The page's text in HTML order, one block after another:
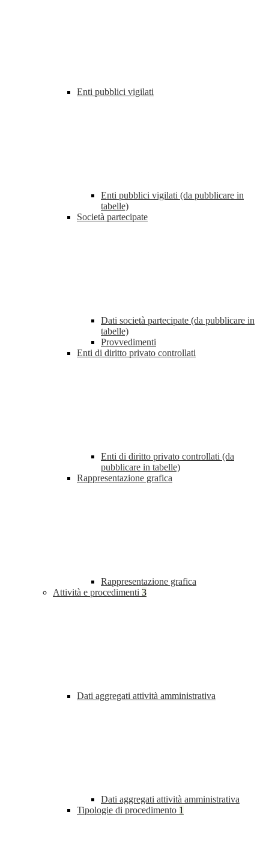
Enti pubblici vigilati
Enti pubblici vigilati (da pubblicare in
tabelle)
Società partecipate
Dati società partecipate (da pubblicare in
tabelle)
Provvedimenti
Enti di diritto privato controllati
Enti di diritto privato controllati (da
pubblicare in tabelle)
Rappresentazione grafica
Rappresentazione grafica
Attività e procedimenti 3
Dati aggregati attività amministrativa
Dati aggregati attività amministrativa
Tipologie di procedimento 1